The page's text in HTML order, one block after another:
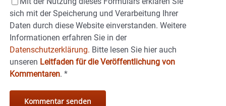
sich mit der Speicherung und Verarbeitung Ihrer
Daten durch diese Website einverstanden. Weitere
Informationen erfahren Sie in der
Datenschutzerklärung. Bitte lesen Sie hier auch
unseren Leitfaden für die Veröffentlichung von
Kommentaren. *